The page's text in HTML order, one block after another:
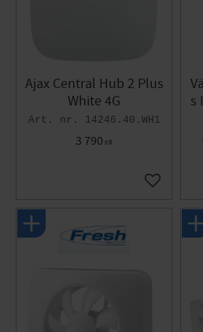
Ajax Central Hub 2 Plus
White 4G
14246.40.WH1
3 790 KR
Add to
s